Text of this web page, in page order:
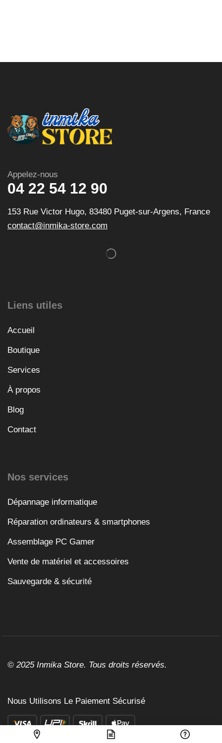
Appelez-nous
04 22 54 12 90
153 Rue Victor Hugo, 83480 Puget-sur-Argens, France
contact@inmika-store.com
Liens utiles
Accueil
Boutique
Services
À propos
Blog
Contact
Nos services
Dépannage informatique
Réparation ordinateurs & smartphones
Assemblage PC Gamer
Vente de matériel et accessoires
Sauvegarde & sécurité
© 2025 Inmika Store. Tous droits réservés.
Nous Utilisons Le Paiement Sécurisé